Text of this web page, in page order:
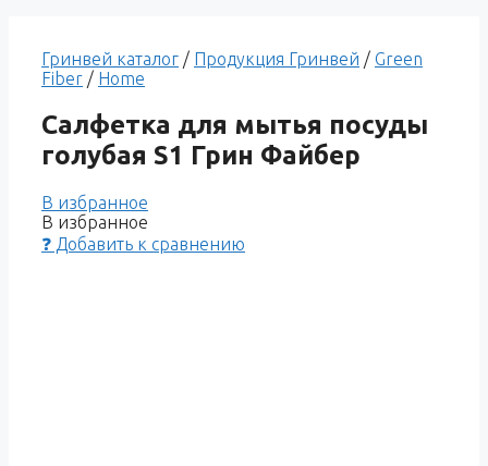
Гринвей каталог / Продукция Гринвей / Green
Fiber / Home
Салфетка для мытья посуды
голубая S1 Грин Файбер
В избранное
В избранное
❓ Добавить к сравнению